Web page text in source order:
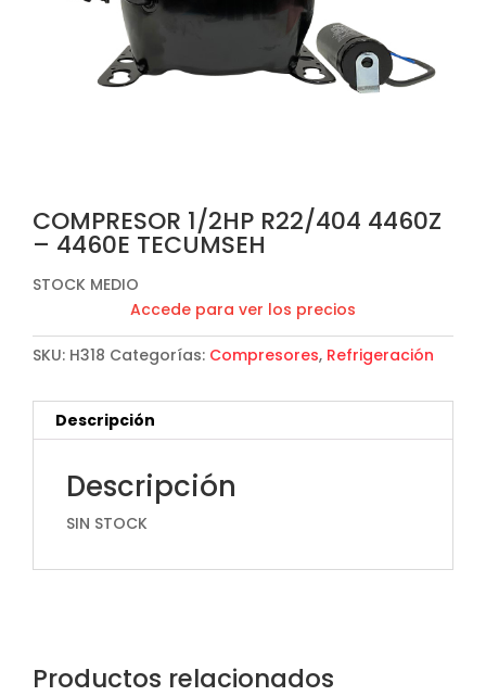
COMPRESOR 1/2HP R22/404 4460Z
– 4460E TECUMSEH
STOCK MEDIO
Accede para ver los precios
SKU: H318 Categorías: Compresores, Refrigeración
Descripción
Descripción
SIN STOCK
Productos relacionados